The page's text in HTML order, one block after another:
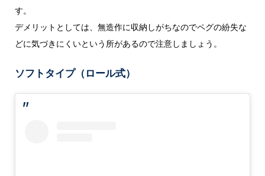
す。
デメリットとしては、無造作に収納しがちなのでペグの紛失な
どに気づきにくいという所があるので注意しましょう。
ソフトタイプ（ロール式）